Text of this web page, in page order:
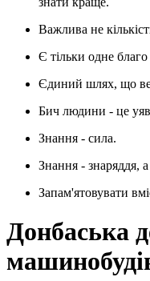
Важлива не
Є тільки одне
Єдиний шлях, що
Бич людини - це
Знання - сила.
Знання - знаряддя, а
Запам'ятовувати
Донбаська